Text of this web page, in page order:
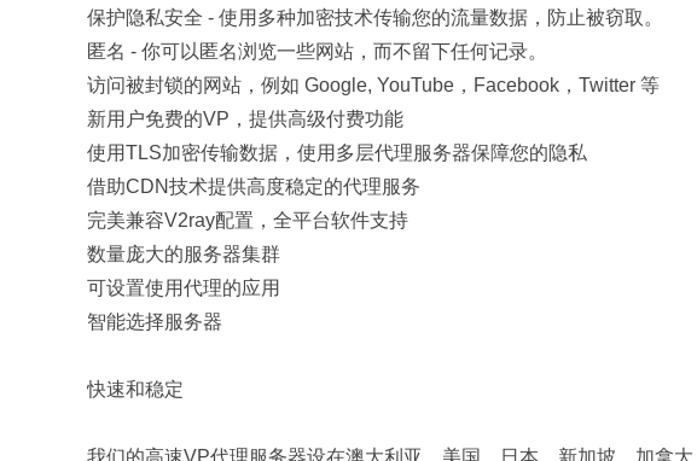
保护隐私安全 - 使用多种加密技术传输您的流量数据，防止被窃取。
匿名 - 你可以匿名浏览一些网站，而不留下任何记录。
访问被封锁的网站，例如 Google, YouTube，Facebook，Twitter 等
新用户免费的VP，提供高级付费功能
使用TLS加密传输数据，使用多层代理服务器保障您的隐私
借助CDN技术提供高度稳定的代理服务
完美兼容V2ray配置，全平台软件支持
数量庞大的服务器集群
可设置使用代理的应用
智能选择服务器
快速和稳定
我们的高速VP代理服务器设在澳大利亚，美国，日本，新加坡，加拿大